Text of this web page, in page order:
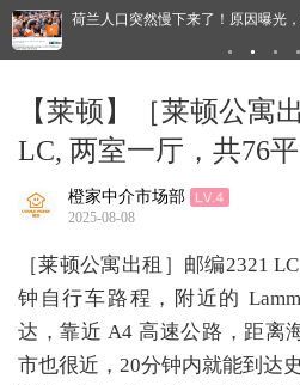
荷兰人口突然慢下来了！原因曝光
【莱顿】［莱顿公寓
LC, 两室一厅，共76平
橙家中介市场部
2025-08-08
［莱顿公寓出租］邮编2321
钟自行车路程，附近的
达，靠近 A4 高速公路，距离
市也很近，20分钟内就能到达